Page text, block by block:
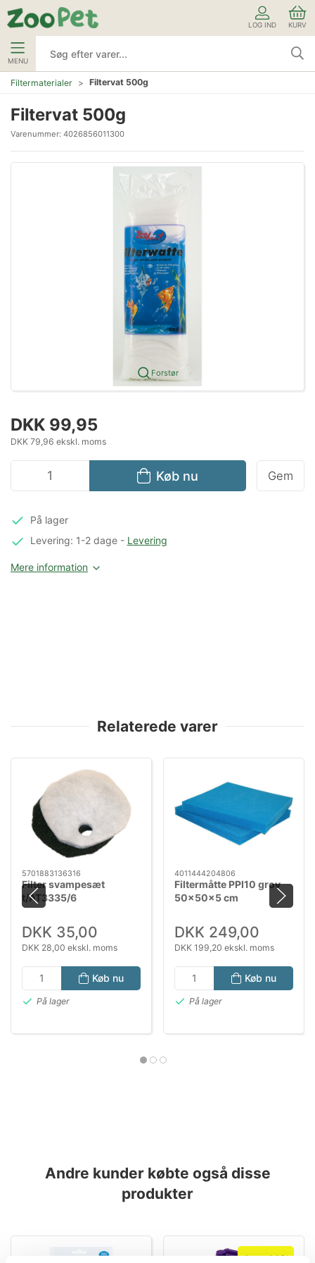
LOG IND KURV
MENU
Filtermaterialer Filtervat 500g
Filtervat 500g
Varenummer: 4026856011300
Forstør
DKK 99,95
DKK 79,96 ekskl. moms
Køb nu Gem
På lager
Levering: 1-2 dage- Levering
Mere information
Relaterede varer
5701883136316
Filter svampesæt
t/AT3335/6
DKK 35,00
DKK 28,00 ekskl. moms
Køb nu
På lager
4011444204806
Filtermåtte PPI10 grov
50x50x5 cm
DKK 249,00
DKK 199,20 ekskl. moms
Køb nu
På lager
Andre kunder købte også disse
produkter
Spar 38%